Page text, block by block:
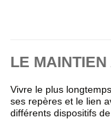
LE
Vivre le plus
ses repères et le lien
différents dispositifs